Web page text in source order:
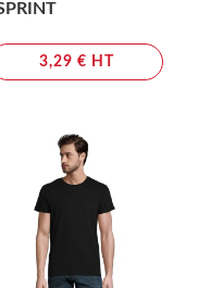
3,29 € HT